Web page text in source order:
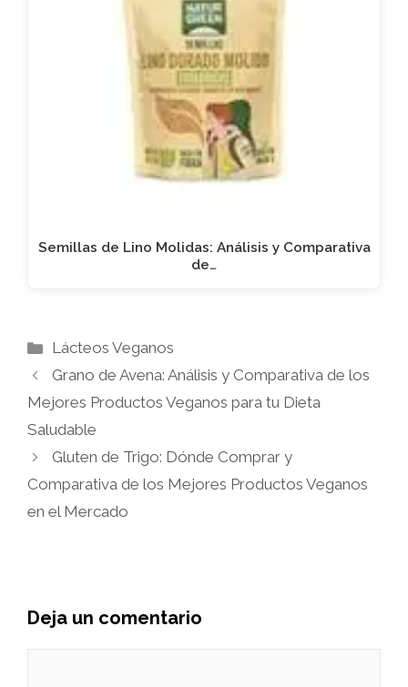
Semillas de Lino Molidas: Análisis y Comparativa
de…
Categorías
Lácteos Veganos
Grano de Avena: Análisis y Comparativa de los
Mejores Productos Veganos para tu Dieta
Saludable
Gluten de Trigo: Dónde Comprar y
Comparativa de los Mejores Productos Veganos
en el Mercado
Deja un comentario